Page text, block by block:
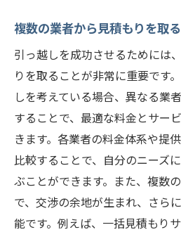
地域特有の引っ越しル
札幌市北区の季節ご
地域の引っ越し助成制
札幌市北区の引っ越し
地元情報を活かした
引っ越しの負担を減らす
すすめサービス
引っ越しサポートサー
荷物運搬の手伝い依頼
複数の業者から見積もりを取
引っ越しを成功させるためには
りを取ることが非常に重要です
しを考えている場合、異なる業
することで、最適な料金とサー
きます。各業者の料金体系や提
比較することで、自分のニーズ
ぶことができます。また、複数
で、交渉の余地が生まれ、さら
能です。例えば、一括見積もり